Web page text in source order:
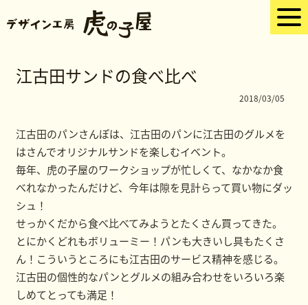
江古田サンドの食べ比べ
2018/03/05
江古田のパンさんぽは、江古田のパンに江古田のグルメを
はさんでオリジナルサンドを楽しむイベント。
毎年、虎の子屋のワークショップが忙しくて、なかなか食
べれなかったんだけど、今年は隙を見計らって買い物にダッ
シュ！
せっかくだから食べ比べてみようとたくさん買ってきた。
とにかくどれもボリューミー！パンも大きいし具もたくさ
ん！こういうところにも江古田のサービス精神を感じる。
江古田の個性的なパンとグルメの組み合わせをいろいろ楽
しめてとっても満足！